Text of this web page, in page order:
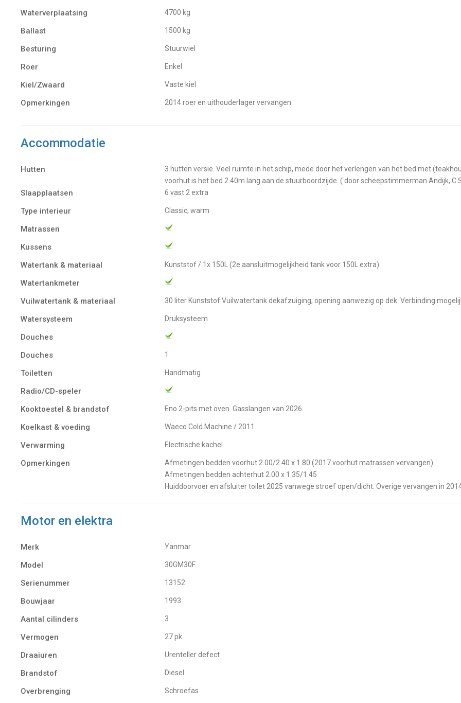
Waterverplaatsing 4700 kg
Ballast 1500 kg
Besturing Stuurwiel
Roer Enkel
Kiel/Zwaard vaste kiel
Opmerkingen 2014 roer en uithouderlager vervangen
Accommodatie
Hutten
3 hutten versie. Veel ruimte in het schip, mede door het verlengen van het bed met (teakhout) in de
voorhut is het bed 2.40m lang aan de stuurboordzijde. ( door scheepstimmerman Andijk, C
Slaapplaatsen 6 vast 2 extra
Type interieur Classic, warm
Matrassen
Kussens
Watertank & materiaal
Kunststof / 1x 150L (2e aansluitmogelijkheid tank voor 150L extra)
Watertankmeter
Vuilwatertank & materiaal
30 liter Kunststof Vuilwatertank dekafzuiging, opening aanwezig op dek. Verbinding
Watersysteem Druksysteem
Douches
Douches
1
Toiletten Handmatig
Radio/CD-speler
Kooktoestel & brandstof
Eno 2-pits met oven. Gasslangen van 2026.
Koelkast & voeding Waeco Cold Machine / 2011
Verwarming Electrische kachel
Opmerkingen
Afmetingen bedden voorhut 2.00/2.40 x 1.80 (2017 voorhut matrassen vervangen)
Afmetingen bedden achterhut 2.00 x 1.35/1.45
Huiddoorvoer en afsluiter toilet 2025 vanwege stroef open/dicht. Overige vervangen in
Motor en elektra
Merk Yanmar
Model 30GM30F
Serienummer 13152
Bouwjaar 1993
Aantal cilinders 3
Vermogen 27 pk
Draaiuren Urenteller defect
Brandstof Diesel
Overbrenging Schroefas